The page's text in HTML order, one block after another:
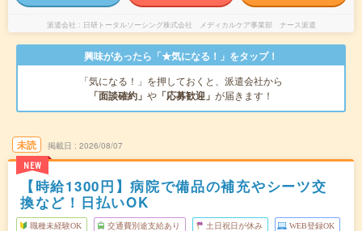
派遣会社 日研トータルソーシング株式会社 メディカルケア事業部 ナース派遣
興味があったら「★気になる！」をタップ！
「気になる！」を押しておくと、派遣会社から
「面談確約」 や 「応募歓迎」 が届きます！
未読
NEW
掲載日 2026/08/07
【時給1300円】病院で備品の補充やシーツ交
換など！日払いOK
職種未経験OK 交通費別途支給あり 土日祝日が休み WEB登録OK